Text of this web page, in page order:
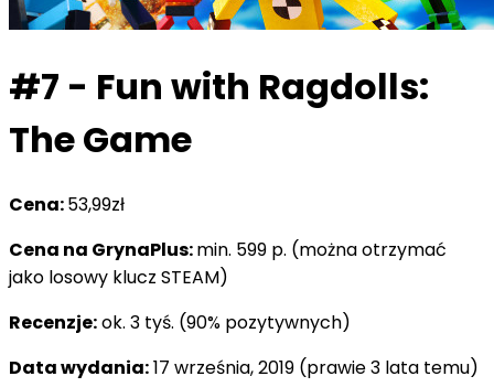
#7 - Fun with Ragdolls:
The Game
Cena:53,99zł
Cena na GrynaPlus:min. 599 p. (można otrzymać
jako losowy klucz STEAM)
Recenzje:ok. 3 tyś. (90% pozytywnych)
Data wydania:17 września, 2019 (prawie 3 lata temu)